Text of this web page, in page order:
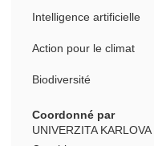
Intelligence artificielle
Action pour le climat
Biodiversité
Coordonné par
UNIVERZITA KARLOVA